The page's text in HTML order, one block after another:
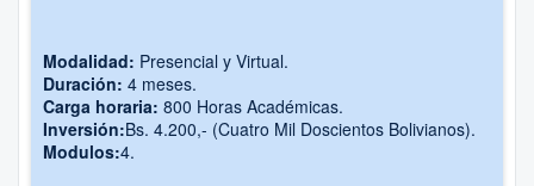
Modalidad: Presencial y Virtual.
Duración: 4 meses.
Carga horaria: 800 Horas Académicas.
Inversión:Bs. 4.200,- (Cuatro Mil Doscientos Bolivianos).
Modulos:4.